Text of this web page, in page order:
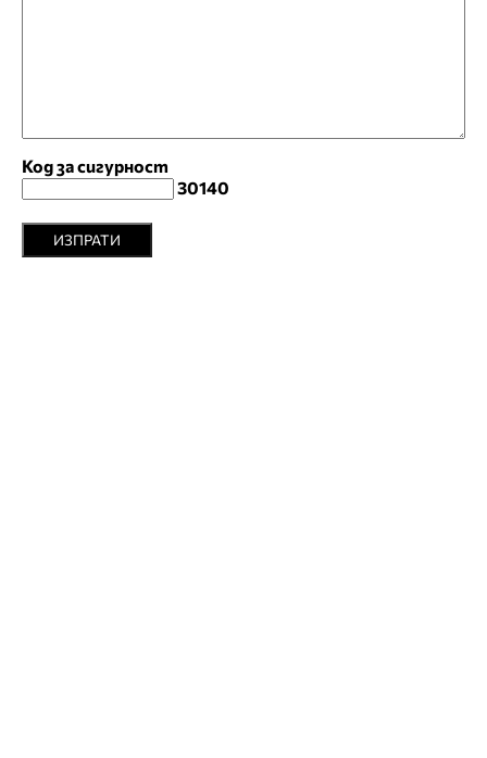
Код за сигурност
30140
ИЗПРАТИ